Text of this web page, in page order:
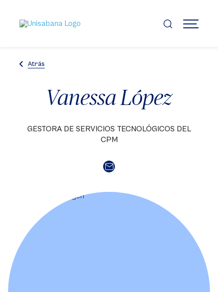
contenido
principal
MENÚ
Atrás
Vanessa López
GESTORA DE SERVICIOS TECNOLÓGICOS DEL
CPM